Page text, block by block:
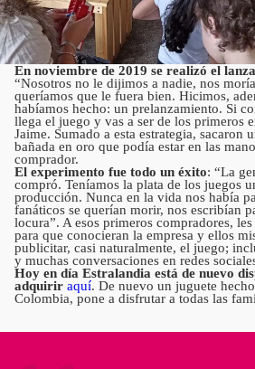
En noviembre de 2019 se realizó el
“Nosotros no le dijimos a nadie, nos
queríamos que le fuera bien. Hicimos,
habíamos hecho: un prelanzamiento. Si
llega el juego y vas a ser de los primeros
Jaime. Sumado a esta estrategia, sacaron
bañada en oro que podía estar en las
comprador.
El experimento fue todo un éxito: “La
compró. Teníamos la plata de los juegos
producción. Nunca en la vida nos había
fanáticos se querían morir, nos escribían
locura”. A esos primeros compradores,
para que conocieran la empresa y ellos
publicitar, casi naturalmente, el juego;
y muchas conversaciones en redes
Hoy en día Estralandia está de nuevo
adquirir aquí. De nuevo un juguete
Colombia, pone a disfrutar a todas las